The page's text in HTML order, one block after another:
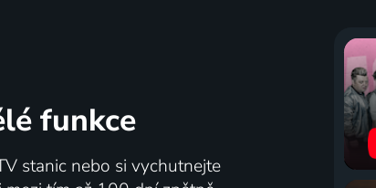
funkce
stanic nebo si vychutnejte